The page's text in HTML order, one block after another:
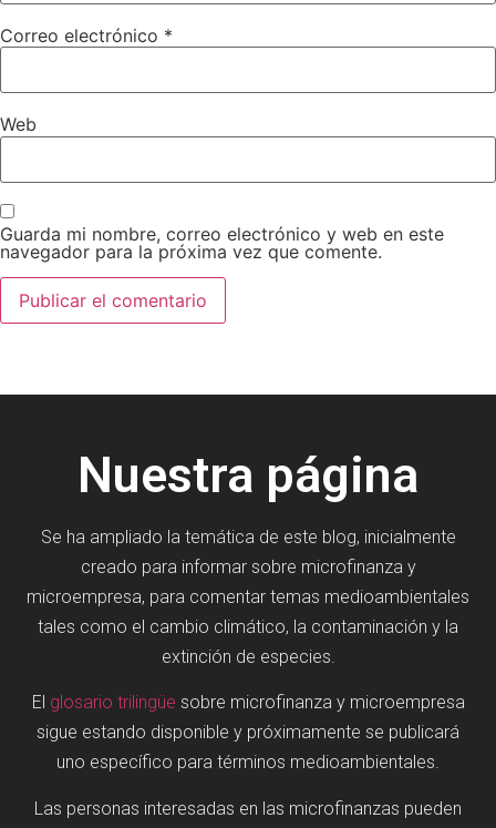
Correo electrónico *
Web
Guarda mi nombre, correo electrónico y web en este
navegador para la próxima vez que comente.
Nuestra página
Se ha ampliado la temática de este blog, inicialmente
creado para informar sobre microfinanza y
microempresa, para comentar temas medioambientales
tales como el cambio climático, la contaminación y la
extinción de especies.
El glosario trilingüe sobre microfinanza y microempresa
sigue estando disponible y próximamente se publicará
uno específico para términos medioambientales.
Las personas interesadas en las microfinanzas pueden